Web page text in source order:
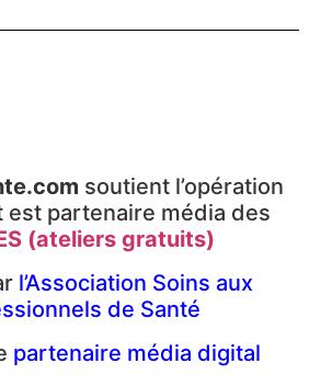
soutient l’opération
est partenaire média des
(ateliers gratuits)
l’Association Soins aux
de Santé
partenaire média digital